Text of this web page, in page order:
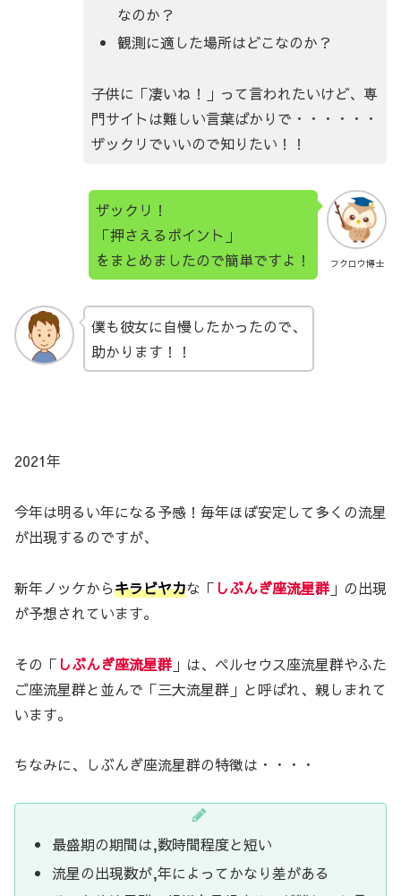
なのか？
観測に適した場所はどこなのか？
子供に「凄いね！」って言われたいけど、専
門サイトは難しい言葉ばかりで・・・・・・
ザックリでいいので知りたい！！
フクロウ博士
ザックリ！
「押さえるポイント」
をまとめましたので簡単ですよ！
僕も彼女に自慢したかったので、
助かります！！
2021年
今年は明るい年になる予感！毎年ほぼ安定して多くの流星
が出現するのですが、
新年ノッケからキラビヤカな「しぶんぎ座流星群 」の出現
が予想されています。
その「しぶんぎ座流星群 」は、ペルセウス座流星群やふた
ご座流星群と並んで「三大流星群」と呼ばれ、親しまれて
います。
ちなみに、しぶんぎ座流星群の特徴は・・・・
最盛期の期間は,数時間程度と短い
流星の出現数が,年によってかなり差がある